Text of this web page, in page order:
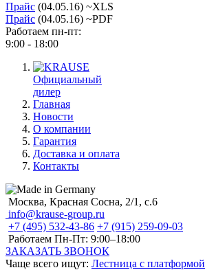
Прайс (04.05.16) ~XLS
Прайс (04.05.16) ~PDF
Работаем пн-пт:
9:00 - 18:00
Официальный
дилер
Главная
Новости
О компании
Гарантия
Доставка и оплата
Контакты
Москва, Красная Сосна, 2/1, с.6
info@krause-group.ru
+7 (495) 532-43-86 +7 (915) 259-09-03
Работаем Пн-Пт: 9:00–18:00
ЗАКАЗАТЬ ЗВОНОК
Чаще всего ищут: Лестница с платформой